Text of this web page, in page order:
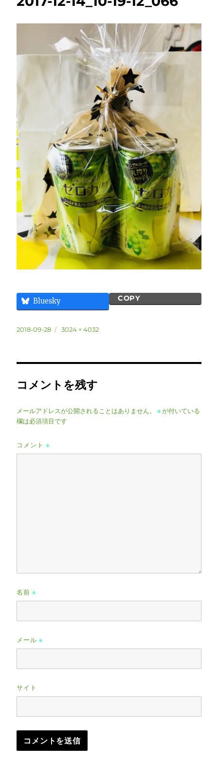
Bluesky COPY
投
2018-09-28
フ
3024 × 4032
コメントを残す
メールアドレスが公開されることはありません。 ※が付いている
欄は必須項目です
コメント※
名前※
メール※
サイト